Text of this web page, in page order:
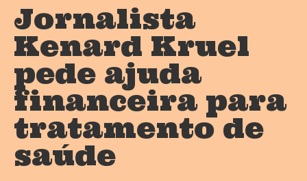
Jornalista
Kenard Kruel
pede ajuda
financeira para
tratamento de
saúde